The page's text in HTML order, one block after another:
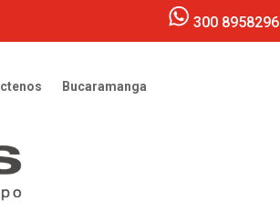
300 8958296
Bucaramanga